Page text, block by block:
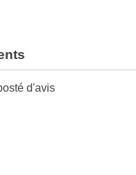
d'avis